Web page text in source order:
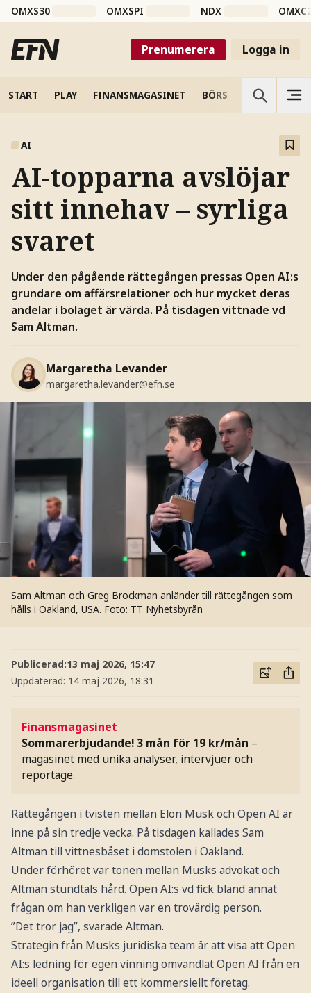
OMXS30 OMXSPI NDX
Prenumerera Logga in
START PLAY FINANSMAGASINET BÖRS VETENSKAP
AI
AI-topparna avslöjar
sitt innehav – syrliga
svaret
Under den pågående rättegången pressas Open AI:s
grundare om affärsrelationer och hur mycket deras
andelar i bolaget är värda. På tisdagen vittnade vd
Sam Altman.
Margaretha Levander
margaretha.levander@efn.se
Sam Altman och Greg Brockman anländer till rättegången som
hålls i Oakland, USA. Foto: TT Nyhetsbyrån
Publicerad:13 maj 2026, 15:47
Uppdaterad: 14 maj 2026, 18:31
Finansmagasinet
Sommarerbjudande! 3 mån för 19 kr/mån –
magasinet med unika analyser, intervjuer och
reportage.
Rättegången i tvisten mellan Elon Musk och Open AI är
inne på sin tredje vecka. På tisdagen kallades Sam
Altman till vittnesbåset i domstolen i Oakland.
Under förhöret var tonen mellan Musks advokat och
Altman stundtals hård. Open AI:s vd fick bland annat
frågan om han verkligen var en trovärdig person.
”Det tror jag”, svarade Altman.
Strategin från Musks juridiska team är att visa att Open
AI:s ledning för egen vinning omvandlat Open AI från en
ideell organisation till ett kommersiellt företag.